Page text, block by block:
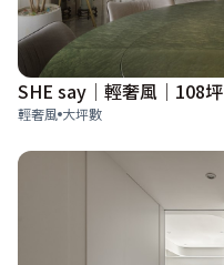
SHE say│輕奢風│108坪
輕奢風 大坪數